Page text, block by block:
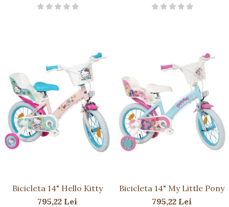
Bicicleta 14" Hello Kitty
795,22 Lei
Bicicleta 14" My Little Pony
795,22 Lei